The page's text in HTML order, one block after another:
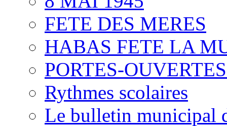
FETE DES MERES
HABAS FETE LA
PORTES-
Rythmes scolaires
Le bulletin municipal